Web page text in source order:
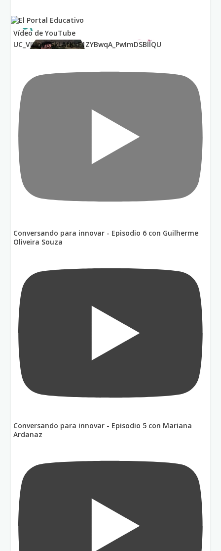
Vídeo de YouTube
UC_VIUnVRSkLAfKkF1ZYBwqA_PwImDSBllQU
Conversando para innovar - Episodio 6 con Guilherme
Oliveira Souza
Conversando para innovar - Episodio 5 con Mariana
Ardanaz